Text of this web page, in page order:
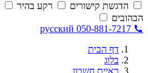
הדגשת קישורים
רקע בהיר
הבהובים
русский 050-881-7217
דף הבית
בלוג
ראיית חשבון